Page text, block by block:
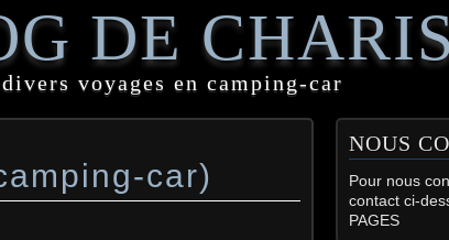
DE
voyages en camping-car
car)
NOUS
Pour nous
contact ci-
PAGES